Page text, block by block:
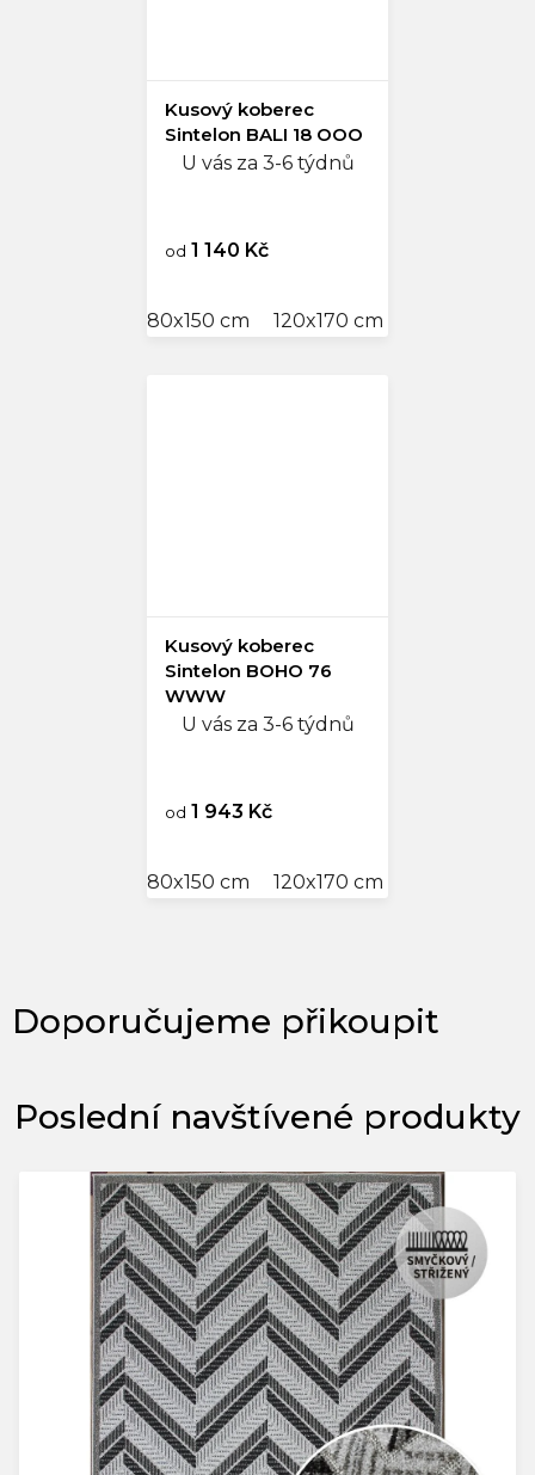
Kusový koberec
Sintelon BALI 18 OOO
U vás za 3-6 týdnů
od 1 140 Kč
80x150 cm 120x170 cm
Kusový koberec
Sintelon BOHO 76
WWW
U vás za 3-6 týdnů
od 1 943 Kč
80x150 cm 120x170 cm
Poslední navštívené produkty